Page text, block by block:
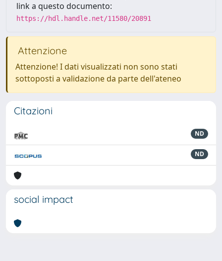
link a questo documento:
https://hdl.handle.net/11580/20891
Attenzione
Attenzione! I dati visualizzati non sono stati
sottoposti a validazione da parte dell'ateneo
Citazioni
ND
ND
social impact